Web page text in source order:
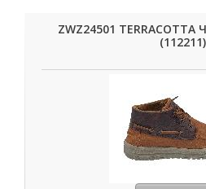
ZWZ24501 TERRACOTTA
(112211)